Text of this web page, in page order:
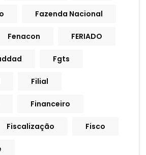
Fazenda Nacional
Fenacon FERIADO
Fgts
Filial
Financeiro
Fiscalização Fisco